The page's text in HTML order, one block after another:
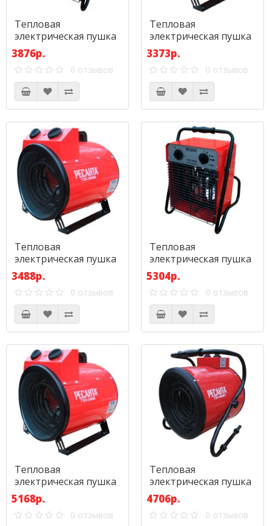
Тепловая
электрическая пушка
Ресанта ТЭП-3000
3876р.
0 отзывов
Тепловая
электрическая пушка
Ресанта ТЭП-3000К
(круглая)
3373р.
0 отзывов
Тепловая
электрическая пушка
Ресанта ТЭП-3000Н
(компактная)
3488р.
0 отзывов
Тепловая
электрическая пушка
Ресанта ТЭП-5000
5304р.
0 отзывов
Тепловая
электрическая пушка
Ресанта ТЭП-5000К
(круглая)
5168р.
0 отзывов
Тепловая
электрическая пушка
Ресанта ТЭП-5000К1
(круглая)
4706р.
0 отзывов